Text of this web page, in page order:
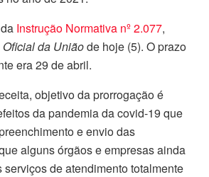
Instrução Normativa nº 2.077,
da Uniãode hoje (5). O prazo
era 29 de abril.
objetivo da prorrogação é
da pandemia da covid-19 que
e envio das
alguns órgãos e empresas ainda
serviços de atendimento totalmente